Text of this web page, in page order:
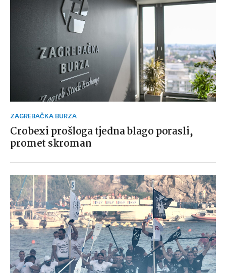
ZAGREBAČKA BURZA
Crobexi prošloga tjedna blago porasli,
promet skroman